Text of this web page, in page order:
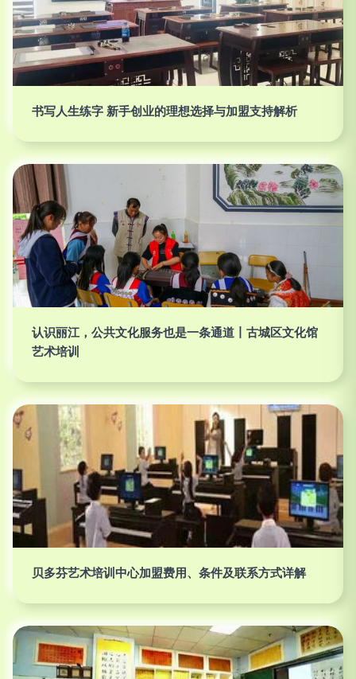
书写人生练字 新手创业的理想选择与加盟支持解析
认识丽江，公共文化服务也是一条通道丨古城区文化馆
艺术培训
贝多芬艺术培训中心加盟费用、条件及联系方式详解